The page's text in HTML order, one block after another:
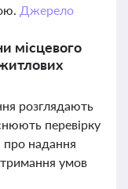
Джерело
місцевого
розглядають
перевірку
про надання
умов